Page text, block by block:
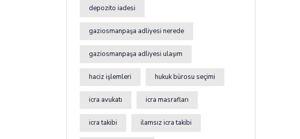
depozito iadesi
gaziosmanpaşa adliyesi nerede
gaziosmanpaşa adliyesi ulaşım
haciz işlemleri hukuk bürosu seçimi
icra avukatı icra masrafları
icra takibi ilamsız icra takibi